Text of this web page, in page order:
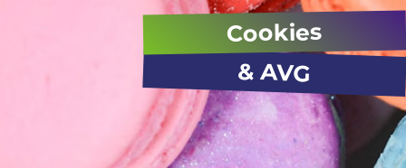
Cookies
& AVG